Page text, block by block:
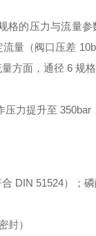
格的压力与流量
量（阀口压差
方面，通径 6 规
力提升至 350bar
DIN 51524）；
封）